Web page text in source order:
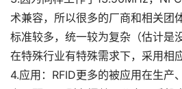
术兼容，所以很多的厂商和相关团
标准较多，统一较为复杂（估计是
在特殊行业有特殊需求下，采用相
4.应用：RFID更多的被应用在生产